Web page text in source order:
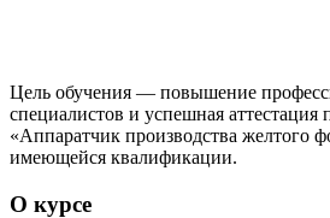
Цель обучения — повышение
специалистов и успешная аттестация
«Аппаратчик производства желтого
имеющейся квалификации.
О курсе